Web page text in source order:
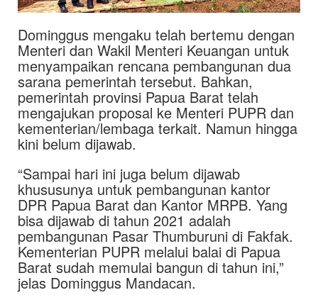
Dominggus mengaku telah bertemu dengan
Menteri dan Wakil Menteri Keuangan untuk
menyampaikan rencana pembangunan dua
sarana pemerintah tersebut. Bahkan,
pemerintah provinsi Papua Barat telah
mengajukan proposal ke Menteri PUPR dan
kementerian/lembaga terkait. Namun hingga
kini belum dijawab.
“Sampai hari ini juga belum dijawab
khususunya untuk pembangunan kantor
DPR Papua Barat dan Kantor MRPB. Yang
bisa dijawab di tahun 2021 adalah
pembangunan Pasar Thumburuni di Fakfak.
Kementerian PUPR melalui balai di Papua
Barat sudah memulai bangun di tahun ini,”
jelas Dominggus Mandacan.